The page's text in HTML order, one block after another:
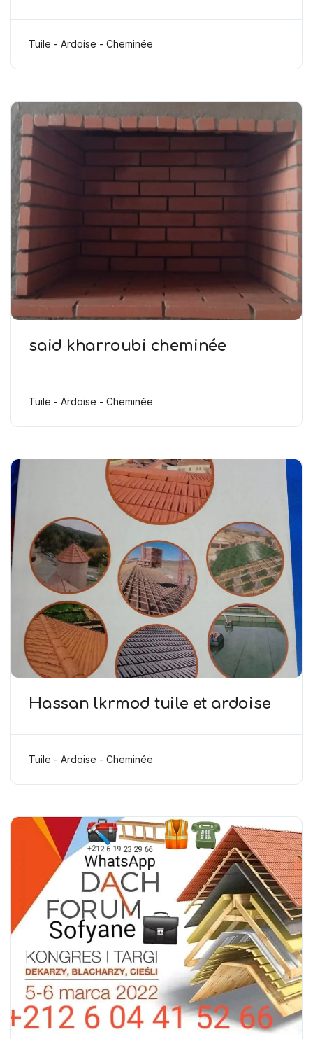
Tuile - Ardoise - Cheminée
said kharroubi cheminée
Tuile - Ardoise - Cheminée
Hassan lkrmod tuile et ardoise
Tuile - Ardoise - Cheminée